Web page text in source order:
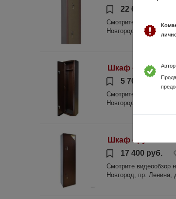
22 600 руб.
Смотрите видеообзор
Новгород, пр. Ленина,
Шкаф
5 700 руб.
Смотрите видеообзор
Новгород, пр. Ленина,
Шкаф
17 400 руб.
Смотрите видеообзор
Новгород, пр. Ленина,